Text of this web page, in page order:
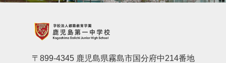
〒899-4345 鹿児島県霧島市国分府中214番地